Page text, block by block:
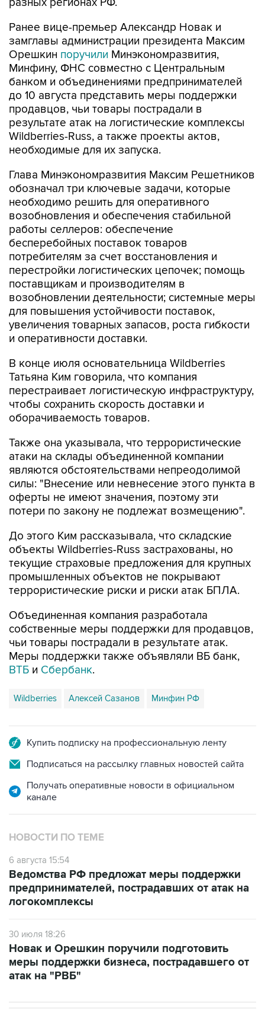
разных регионах РФ.
Ранее вице-премьер Александр Новак и
замглавы администрации президента Максим
Орешкин поручили Минэкономразвития,
Минфину, ФНС совместно с Центральным
банком и объединениями предпринимателей
до 10 августа представить меры поддержки
продавцов, чьи товары пострадали в
результате атак на логистические комплексы
Wildberries-Russ, а также проекты актов,
необходимые для их запуска.
Глава Минэкономразвития Максим Решетников
обозначал три ключевые задачи, которые
необходимо решить для оперативного
возобновления и обеспечения стабильной
работы селлеров: обеспечение
бесперебойных поставок товаров
потребителям за счет восстановления и
перестройки логистических цепочек; помощь
поставщикам и производителям в
возобновлении деятельности; системные меры
для повышения устойчивости поставок,
увеличения товарных запасов, роста гибкости
и оперативности доставки.
В конце июля основательница Wildberries
Татьяна Ким говорила, что компания
перестраивает логистическую инфраструктуру,
чтобы сохранить скорость доставки и
оборачиваемость товаров.
Также она указывала, что террористические
атаки на склады объединенной компании
являются обстоятельствами непреодолимой
силы: "Внесение или невнесение этого пункта в
оферты не имеют значения, поэтому эти
потери по закону не подлежат возмещению".
До этого Ким рассказывала, что складские
объекты Wildberries-Russ застрахованы, но
текущие страховые предложения для крупных
промышленных объектов не покрывают
террористические риски и риски атак БПЛА.
Объединенная компания разработала
собственные меры поддержки для продавцов,
чьи товары пострадали в результате атак.
Меры поддержки также объявляли ВБ банк,
ВТБ и Сбербанк.
Wildberries Алексей Сазанов Минфин РФ
Купить подписку на профессиональную ленту
Подписаться на рассылку главных новостей сайта
Получать оперативные новости в официальном
канале
НОВОСТИ ПО ТЕМЕ
6 августа 15:54
Ведомства РФ предложат меры поддержки
предпринимателей, пострадавших от атак на
логокомплексы
30 июля 18:26
Новак и Орешкин поручили подготовить
меры поддержки бизнеса, пострадавшего от
атак на "РВБ"